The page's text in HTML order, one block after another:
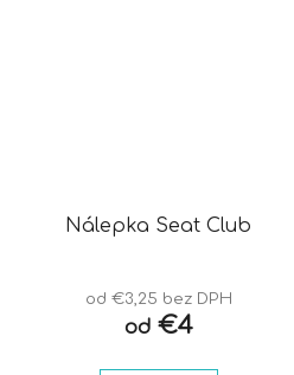
Nálepka Seat Club
od €3,25 bez DPH
od€4